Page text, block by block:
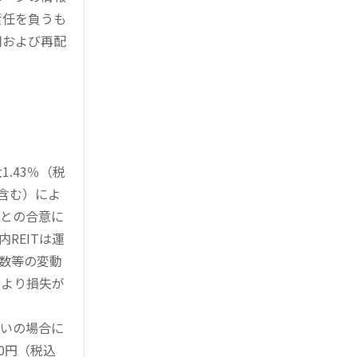
を負うも
よび再配
％（税
む）によ
の合意に
REITは運
等の変動
り損失が
の場合に
（税込